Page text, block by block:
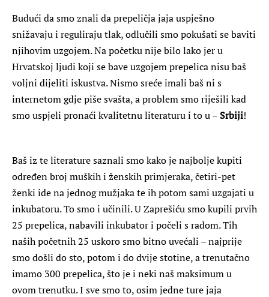
Budući da smo znali da prepeličja jaja uspješno
snižavaju i reguliraju tlak, odlučili smo pokušati se baviti
njihovim uzgojem. Na početku nije bilo lako jer u
Hrvatskoj ljudi koji se bave uzgojem prepelica nisu baš
voljni dijeliti iskustva. Nismo sreće imali baš ni s
internetom gdje piše svašta, a problem smo riješili kad
smo uspjeli pronaći kvalitetnu literaturu i to u – Srbiji!
Baš iz te literature saznali smo kako je najbolje kupiti
određen broj muških i ženskih primjeraka, četiri-pet
ženki ide na jednog mužjaka te ih potom sami uzgajati u
inkubatoru. To smo i učinili. U Zaprešiću smo kupili prvih
25 prepelica, nabavili inkubator i počeli s radom. Tih
naših početnih 25 uskoro smo bitno uvećali – najprije
smo došli do sto, potom i do dvije stotine, a trenutačno
imamo 300 prepelica, što je i neki naš maksimum u
ovom trenutku. I sve smo to, osim jedne ture jaja